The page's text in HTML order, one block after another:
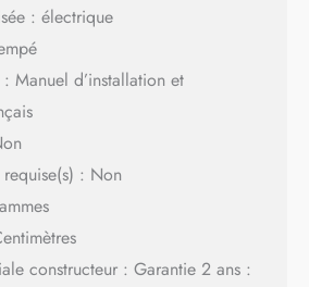
: électrique
Manuel d’installation et
: Non
constructeur : Garantie 2 ans :